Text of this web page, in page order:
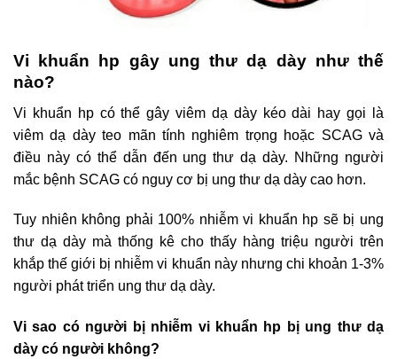
Vi khuẩn hp gây ung thư dạ dày như thế
nào?
Vi khuẩn hp có thể gây viêm dạ dày kéo dài hay gọi là
viêm dạ dày teo mãn tính nghiêm trọng hoặc SCAG và
điều này có thể dẫn đến ung thư dạ dày. Những người
mắc bệnh SCAG có nguy cơ bị ung thư dạ dày cao hơn.
Tuy nhiên không phải 100% nhiễm vi khuẩn hp sẽ bị ung
thư dạ dày mà thống kê cho thấy hàng triệu người trên
khắp thế giới bị nhiễm vi khuẩn này nhưng chi khoản 1-3%
người phát triển ung thư dạ dày.
Vi sao có người bị nhiễm vi khuẩn hp bị ung thư dạ
dày có người không?